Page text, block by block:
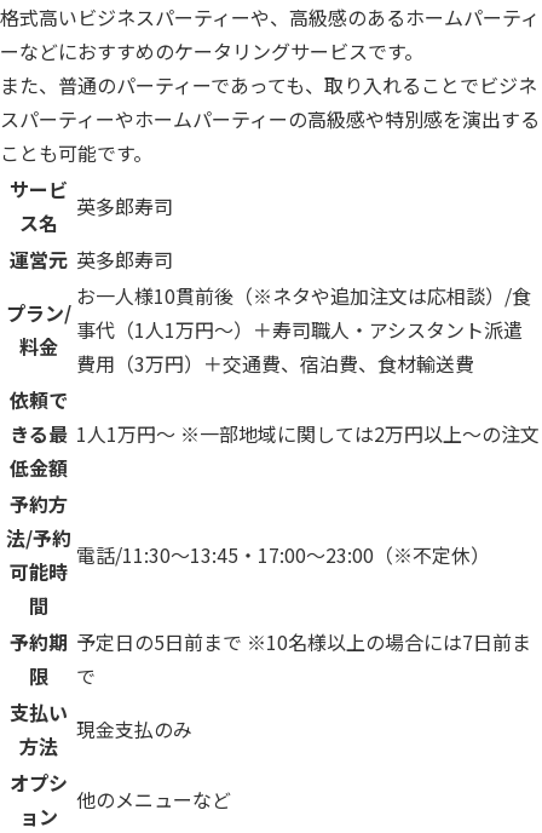
格式高いビジネスパーティーや、高級感のあるホームパーティ
ーなどにおすすめのケータリングサービスです。
また、普通のパーティーであっても、取り入れることでビジネ
スパーティーやホームパーティーの高級感や特別感を演出する
ことも可能です。
サービ
ス名
英多郎寿司
運営元 英多郎寿司
プラン/
料金
お一人様10貫前後（※ネタや追加注文は応相談）/食
事代（1人1万円〜）＋寿司職人・アシスタント派遣
費用（3万円）＋交通費、宿泊費、食材輸送費
依頼で
きる最
低金額
1人1万円〜 ※一部地域に関しては2万円以上〜の注文
予約方
法/予約
可能時
間
電話/11:30〜13:45・17:00〜23:00（※不定休）
予約期
限
予定日の5日前まで ※10名様以上の場合には7日前ま
で
支払い
方法
現金支払のみ
オプシ
ョン
他のメニューなど